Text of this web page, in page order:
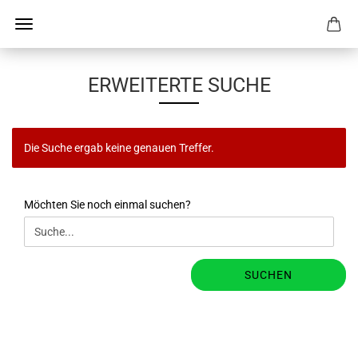
ERWEITERTE SUCHE
Die Suche ergab keine genauen Treffer.
MÖCHTEN
SIE
NOCH
Möchten Sie noch einmal suchen?
SUCHEN